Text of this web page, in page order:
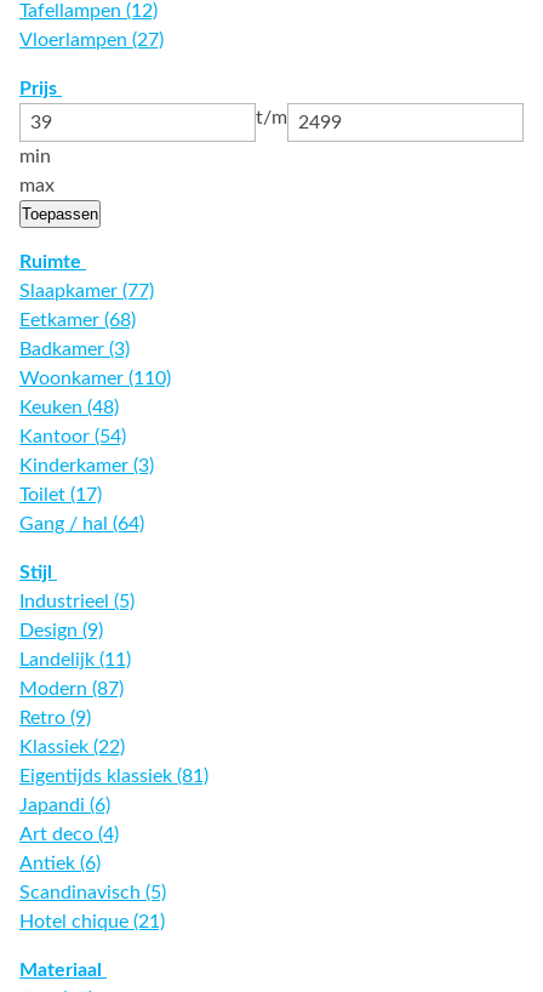
Tafellampen (12)
Vloerlampen (27)
Prijs
t/m
min
max
Toepassen
Ruimte
Slaapkamer (77)
Eetkamer (68)
Badkamer (3)
Woonkamer (110)
Keuken (48)
Kantoor (54)
Kinderkamer (3)
Toilet (17)
Gang / hal (64)
Stijl
Industrieel (5)
Design (9)
Landelijk (11)
Modern (87)
Retro (9)
Klassiek (22)
Eigentijds klassiek (81)
Japandi (6)
Art deco (4)
Antiek (6)
Scandinavisch (5)
Hotel chique (21)
Materiaal